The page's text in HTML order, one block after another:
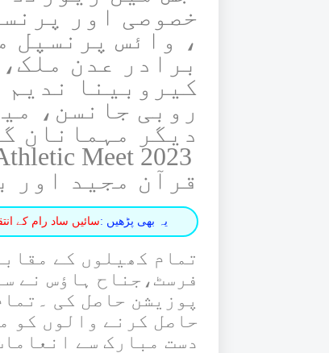
خصوصی اور
، وائس پرنسپل
برادر عدن
کیروبینا
روبی جانسن،
دیگر مہمانان
قرآن مجید اور
یہ بھی پڑھیں :سائیں ساد رام کے
تمام کھیلوں کے
فرسٹ،جناح ہاؤس نے
پوزیشن حاصل کی
حاصل کرنے والوں کو
دست مبارک سے